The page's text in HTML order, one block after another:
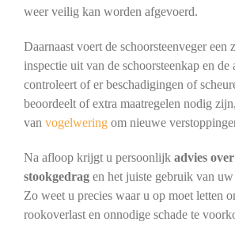
weer veilig kan worden afgevoerd.
Daarnaast voert de schoorsteenveger een
inspectie uit van de schoorsteenkap en
controleert of er beschadigingen of
beoordeelt of extra maatregelen nodig
van vogelweringom nieuwe
Na afloop krijgt u persoonlijk advies
stookgedragen het juiste gebruik van
Zo weet u precies waar u op moet letten
rookoverlast en onnodige schade te